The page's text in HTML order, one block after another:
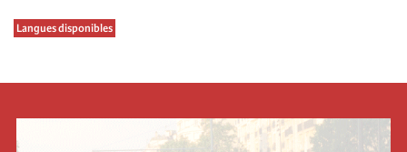
Langues disponibles